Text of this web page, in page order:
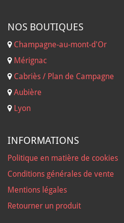
NOS BOUTIQUES
Champagne-au-mont-d'Or
Mérignac
Cabriès / Plan de Campagne
Aubière
Lyon
INFORMATIONS
Politique en matière de cookies
Conditions générales de vente
Mentions légales
Retourner un produit